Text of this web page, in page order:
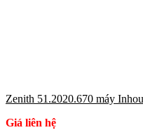
Zenith 51.2020.670 máy
Giá liên hệ